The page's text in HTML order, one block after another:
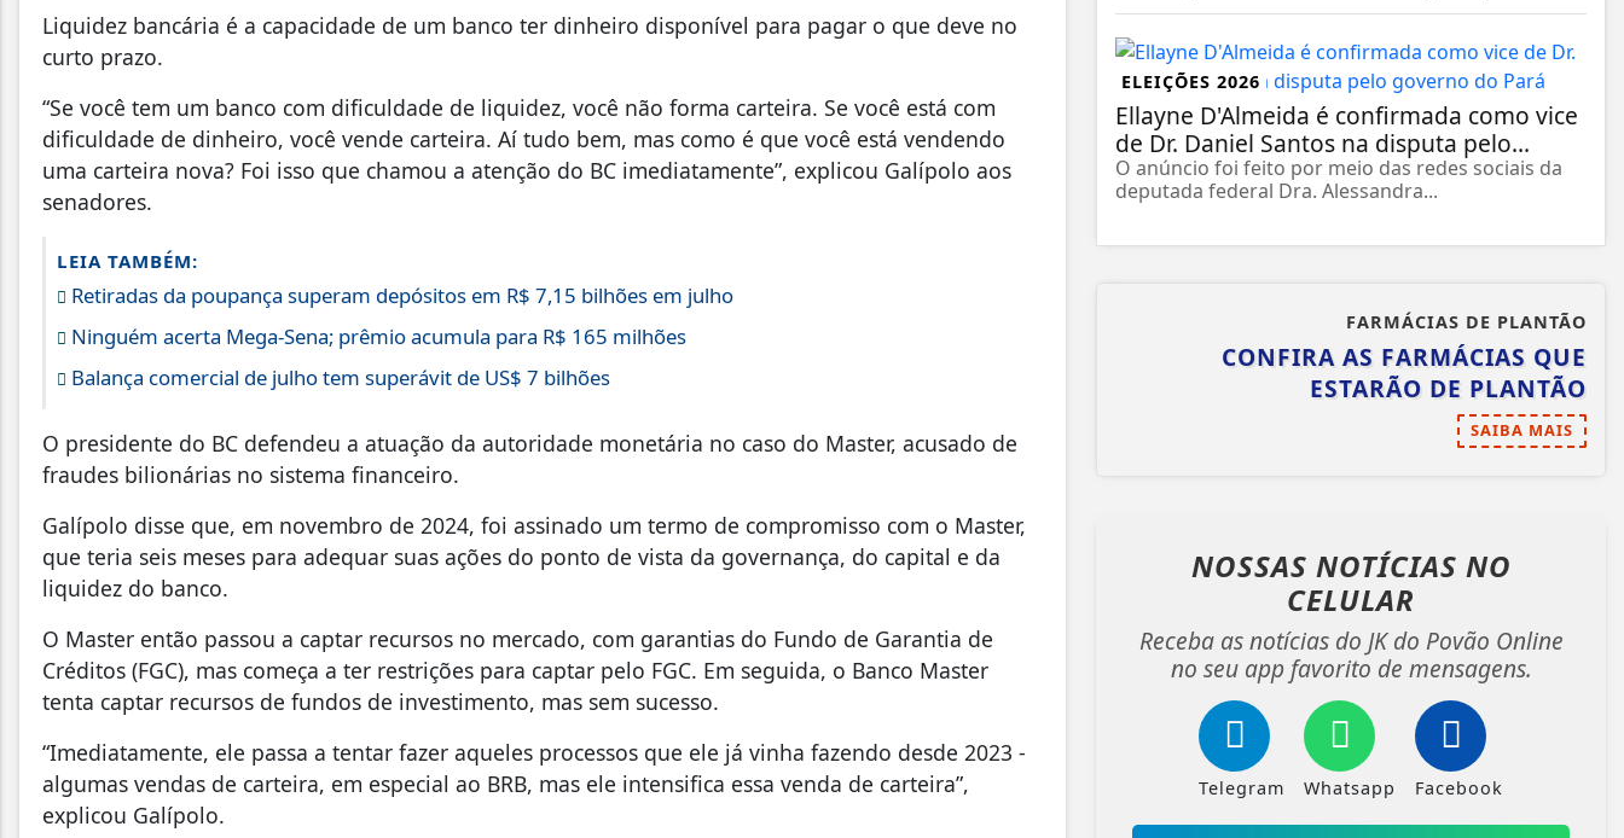
Liquidez bancária é a capacidade de um banco ter dinheiro disponível para pagar o que deve no
curto prazo.
“Se você tem um banco com dificuldade de liquidez, você não forma carteira. Se você está com
dificuldade de dinheiro, você vende carteira. Aí tudo bem, mas como é que você está vendendo
uma carteira nova? Foi isso que chamou a atenção do BC imediatamente”, explicou Galípolo aos
senadores.
LEIA TAMBÉM:
Retiradas da poupança superam depósitos em R$ 7,15 bilhões em julho
Ninguém acerta Mega-Sena; prêmio acumula para R$ 165 milhões
Balança comercial de julho tem superávit de US$ 7 bilhões
O presidente do BC defendeu a atuação da autoridade monetária no caso do Master, acusado de
fraudes bilionárias no sistema financeiro.
Galípolo disse que, em novembro de 2024, foi assinado um termo de compromisso com o Master,
que teria seis meses para adequar suas ações do ponto de vista da governança, do capital e da
liquidez do banco.
O Master então passou a captar recursos no mercado, com garantias do Fundo de Garantia de
Créditos (FGC), mas começa a ter restrições para captar pelo FGC. Em seguida, o Banco Master
tenta captar recursos de fundos de investimento, mas sem sucesso.
“Imediatamente, ele passa a tentar fazer aqueles processos que ele já vinha fazendo desde 2023 -
algumas vendas de carteira, em especial ao BRB, mas ele intensifica essa venda de carteira”,
explicou Galípolo.
ELEIÇÕES 2026
Ellayne D'Almeida é confirmada como vice
de Dr. Daniel Santos na disputa pelo...
O anúncio foi feito por meio das redes sociais da
deputada federal Dra. Alessandra...
FARMÁCIAS DE PLANTÃO
CONFIRA AS FARMÁCIAS QUE
ESTARÃO DE PLANTÃO
SAIBA MAIS
NOSSAS NOTÍCIAS NO
CELULAR
Receba as notícias do JK do Povão Online
no seu app favorito de mensagens.
Telegram Whatsapp Facebook